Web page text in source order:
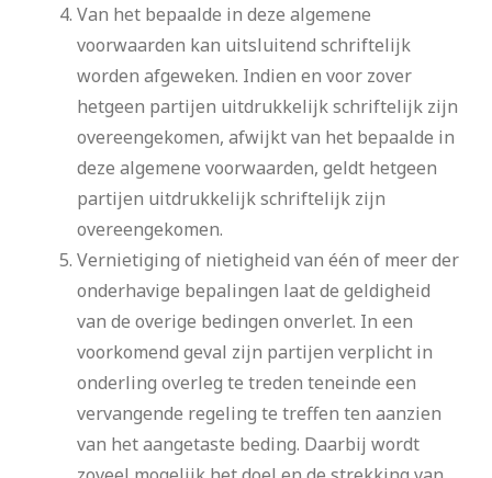
Van het bepaalde in deze algemene
voorwaarden kan uitsluitend schriftelijk
worden afgeweken. Indien en voor zover
hetgeen partijen uitdrukkelijk schriftelijk zijn
overeengekomen, afwijkt van het bepaalde in
deze algemene voorwaarden, geldt hetgeen
partijen uitdrukkelijk schriftelijk zijn
overeengekomen.
Vernietiging of nietigheid van één of meer der
onderhavige bepalingen laat de geldigheid
van de overige bedingen onverlet. In een
voorkomend geval zijn partijen verplicht in
onderling overleg te treden teneinde een
vervangende regeling te treffen ten aanzien
van het aangetaste beding. Daarbij wordt